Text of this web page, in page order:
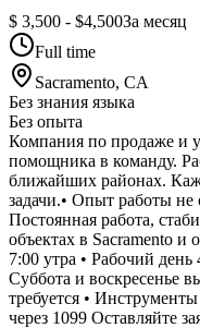
$ 3,500 - $4,500За месяц
Full time
Sacramento, CA
Без знания языка
Без опыта
Компания по продаже и
помощника в команду.
ближайших районах.
задачи.• Опыт работы не
Постоянная работа,
объектах в Sacramento и
7:00 утра • Рабочий день
Суббота и воскресенье
требуется •
через 1099 Оставляйте